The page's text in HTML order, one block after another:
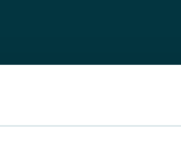
dei servizi finanziari